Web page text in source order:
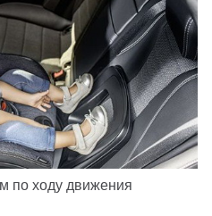
по ходу движения